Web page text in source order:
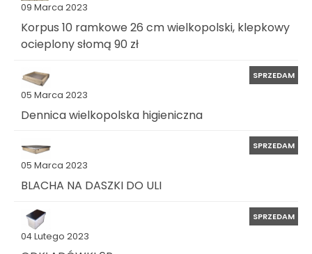
09 Marca 2023
Korpus 10 ramkowe 26 cm wielkopolski, klepkowy
ocieplony słomą 90 zł
05 Marca 2023
SPRZEDAM
Dennica wielkopolska higieniczna
05 Marca 2023
SPRZEDAM
BLACHA NA DASZKI DO ULI
04 Lutego 2023
SPRZEDAM